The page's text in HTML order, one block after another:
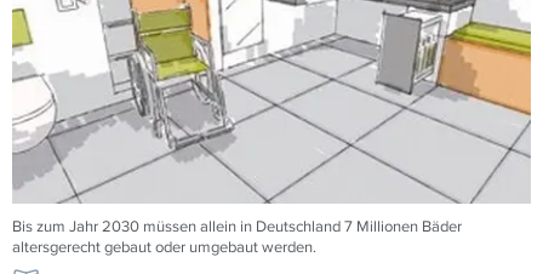
Bis zum Jahr 2030 müssen allein in Deutschland 7 Millionen Bäder
altersgerecht gebaut oder umgebaut werden.